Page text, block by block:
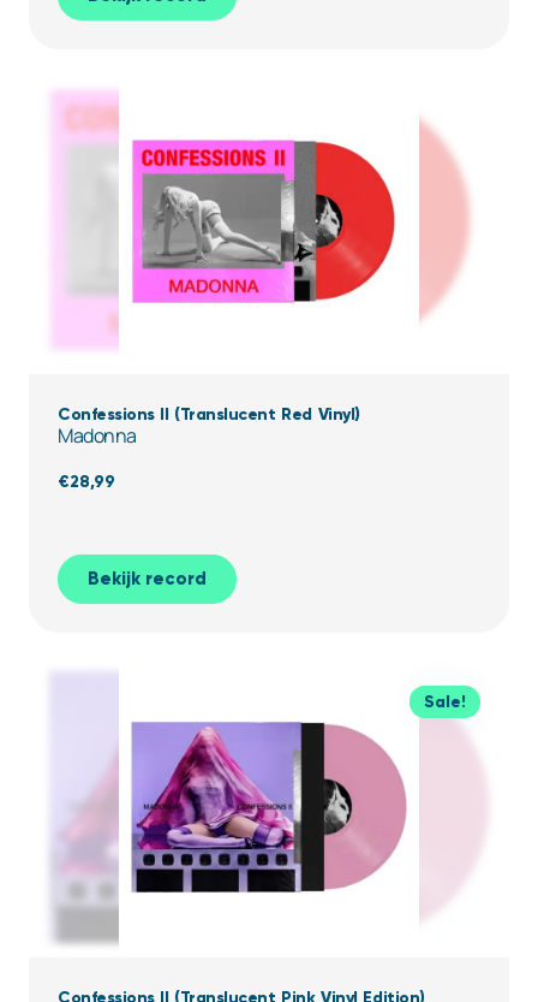
Confessions II (Translucent Red Vinyl)
Madonna
€28,99
Bekijk record
Sale!
Confessions II (Translucent Pink Vinyl Edition)